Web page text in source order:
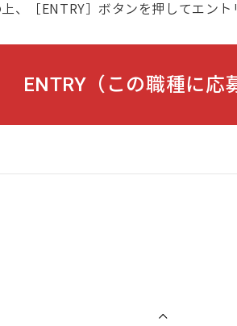
、［ENTRY］ボタンを押してエント
ENTRY（この職種に応